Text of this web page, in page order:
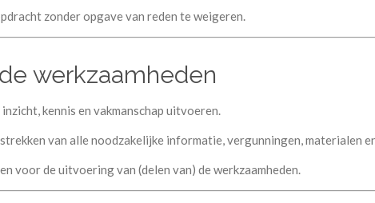
zonder opgave van reden te weigeren.
werkzaamheden
kennis en vakmanschap uitvoeren.
van alle noodzakelijke informatie, vergunningen, materialen
voor de uitvoering van (delen van) de werkzaamheden.